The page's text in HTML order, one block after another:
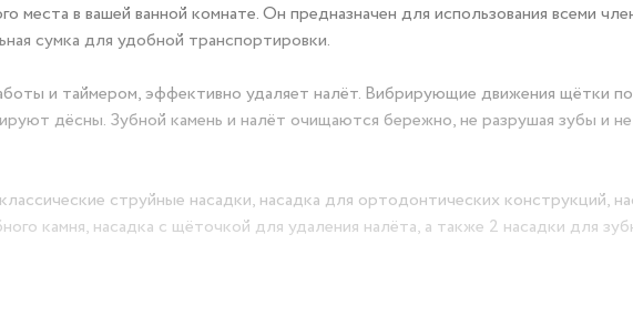
места в вашей ванной комнате. Он предназначен для использования всеми
сумка для удобной транспортировки.
и таймером, эффективно удаляет налёт. Вибрирующие движения щётки
дёсны. Зубной камень и налёт очищаются бережно, не разрушая зубы и
струйные насадки, насадка для ортодонтических конструкций,
камня, насадка с щёточкой для удаления налёта, а также 2 насадки для
рта можно установить один из 10 режимов работы. Например, если